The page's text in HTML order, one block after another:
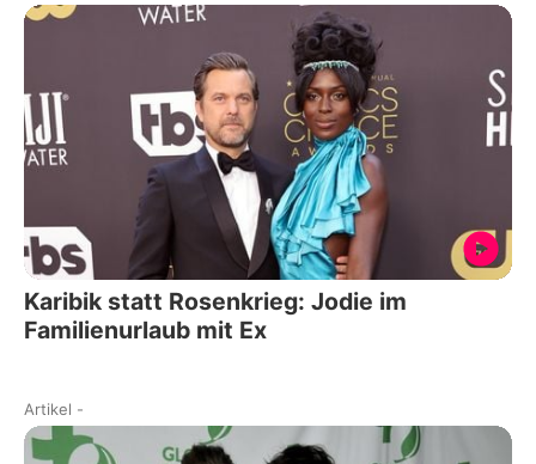
Karibik statt Rosenkrieg: Jodie im
Familienurlaub mit Ex
Artikel -